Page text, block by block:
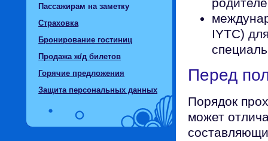
Пассажирам на заметку
Страховка
Бронирование гостиниц
Продажа ж/д билетов
Горячие предложения
Защита персональных данных
IYTC)
Перед
Порядок
может